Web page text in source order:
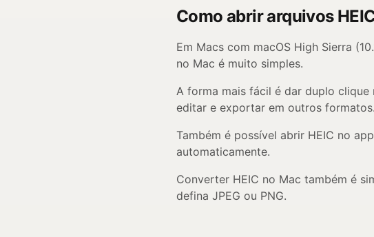
Como abrir arquivos
Em Macs com macOS High Sierra
no Mac é muito simples.
A forma mais fácil é dar duplo clique
editar e exportar em outros formatos.
Também é possível abrir HEIC no
automaticamente.
Converter HEIC no Mac também é
defina JPEG ou PNG.